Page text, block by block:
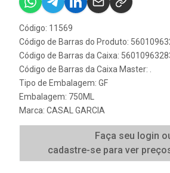
Código: 11569
Código de Barras do Produto:
Código de Barras da Caixa:
Código de Barras da Caixa Master: .
Tipo de Embalagem: GF
Embalagem: 750ML
Marca: CASAL GARCIA
Faça seu login
cadastre-se para ver